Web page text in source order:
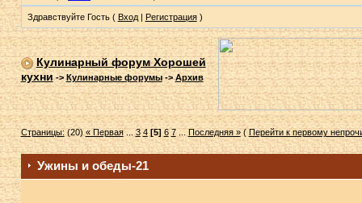
Здравствуйте Гость ( Вход| Регистрация)
Кулинарный форум Хорошей
кухни->Кулинарные форумы->Архив
Страницы:(20)« Первая...3 4 [5] 6 7...Последняя »(Перейти к первому
Ужины и обеды-21